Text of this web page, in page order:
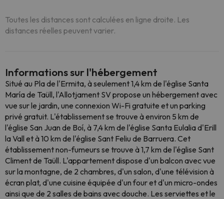
Toutes les distances sont calculées en ligne droite. Les
distances réelles peuvent varier.
Informations sur l'hébergement
Situé au Pla de l'Ermita, à seulement 1,4 km de l'église Santa
María de Taüll, l'Allotjament SV propose un hébergement avec
vue sur le jardin, une connexion Wi-Fi gratuite et un parking
privé gratuit. L'établissement se trouve à environ 5 km de
l'église San Juan de Boí, à 7,4 km de l'église Santa Eulalia d'Erill
la Vall et à 10 km de l'église Sant Feliu de Barruera. Cet
établissement non-fumeurs se trouve à 1,7 km de l'église Sant
Climent de Taüll. L'appartement dispose d'un balcon avec vue
sur la montagne, de 2 chambres, d'un salon, d'une télévision à
écran plat, d'une cuisine équipée d'un four et d'un micro-ondes
ainsi que de 2 salles de bains avec douche. Les serviettes et le